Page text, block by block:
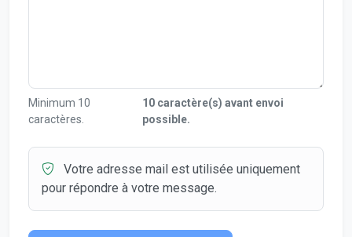
Minimum 10
caractères.
10 caractère(s) avant envoi
possible.
Votre adresse mail est utilisée uniquement
pour répondre à votre message.